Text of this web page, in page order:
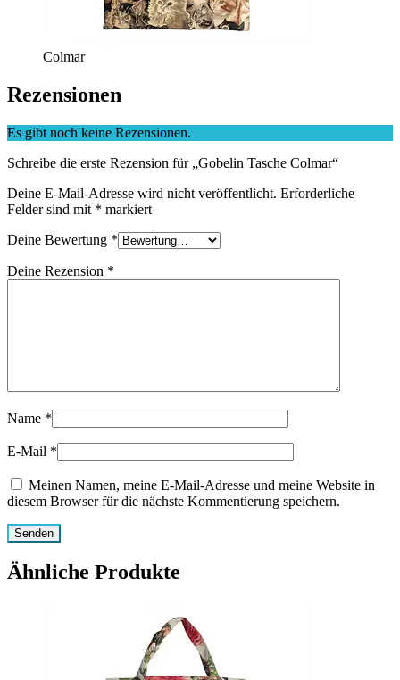
Colmar
Rezensionen
Es gibt noch keine Rezensionen.
Schreibe die erste Rezension für „Gobelin Tasche Colmar“
Deine E-Mail-Adresse wird nicht veröffentlicht. Erforderliche
Felder sind mit * markiert
Deine Bewertung *
Deine Rezension *
Name *
E-Mail *
Meinen Namen, meine E-Mail-Adresse und meine Website in
diesem Browser für die nächste Kommentierung speichern.
Ähnliche Produkte